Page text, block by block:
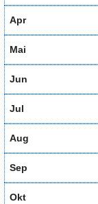
Apr
Mai
Jun
Jul
Aug
Sep
Okt